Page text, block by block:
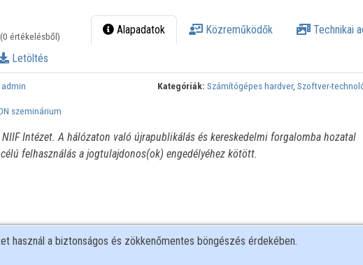
(0 értékelésből) Alapadatok Közreműködők Technikai
Letöltés
Kategóriák: Számítógépes hardver,Szoftver-
szeminárium
Intézet. A hálózaton való újrapublikálás és kereskedelmi forgalomba hozatal
felhasználás a jogtulajdonos(ok) engedélyéhez kötött.
használ a biztonságos és zökkenőmentes böngészés érdekében.